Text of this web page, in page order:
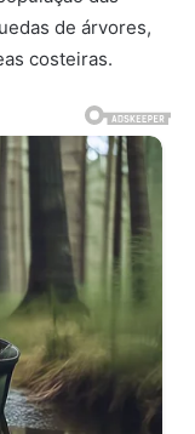
de árvores,
costeiras.